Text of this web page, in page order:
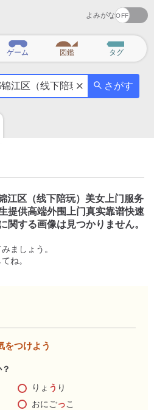
よみがな
ゲーム 図鑑 タグ
さがす
江区（线下陪玩）美女上门服务
提供高端外围上门真实靠谱快速
関する画像は見つかりません。
ましょう。
ね。
をつけよう
りょ う り
おにごっこ